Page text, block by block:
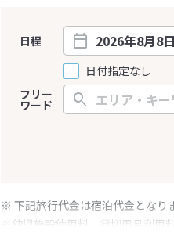
日程
日付指定なし
フリー
ワード
※ 下記旅行代金は宿泊代金となり
※幼児施設使用料、貸切風呂利用